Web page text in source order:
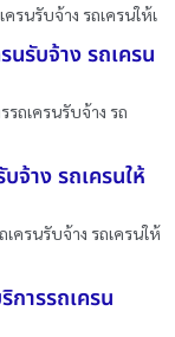
รนรับจ้าง รถเครนให้เ
นรับจ้าง รถเครน
รถเครนรับจ้าง รถ
จ้าง รถเครนให้
ครนรับจ้าง รถเครนให้
การรถเครน